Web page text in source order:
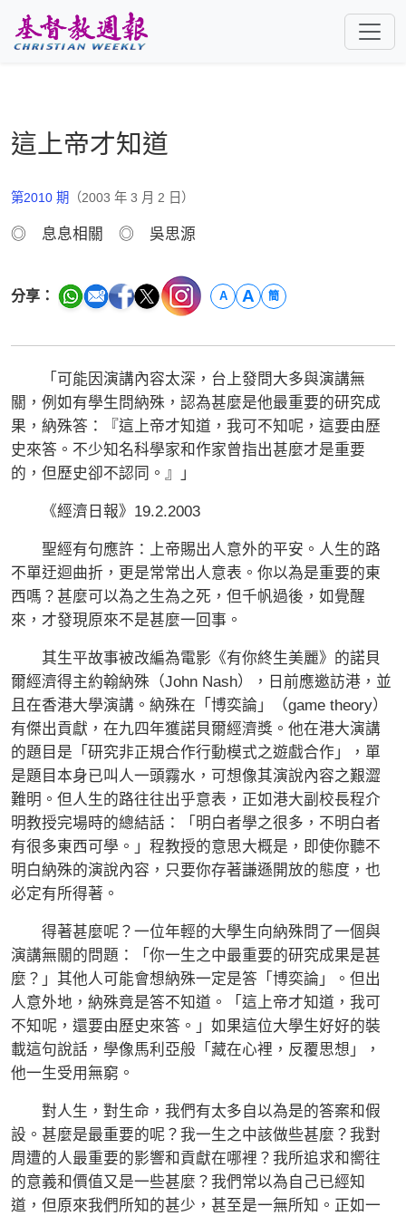
這上帝才知道
第2010 期 （2003 年 3 月 2 日）
◎ 息息相關 ◎ 吳思源
分享： A A 簡
「可能因演講內容太深，台上發問大多與演講無
關，例如有學生問納殊，認為甚麼是他最重要的研究成
果，納殊答：『這上帝才知道，我可不知呢，這要由歷
史來答。不少知名科學家和作家曾指出甚麼才是重要
的，但歷史卻不認同。』」
《經濟日報》19.2.2003
聖經有句應許：上帝賜出人意外的平安。人生的路
不單迂迴曲折，更是常常出人意表。你以為是重要的東
西嗎？甚麼可以為之生為之死，但千帆過後，如覺醒
來，才發現原來不是甚麼一回事。
其生平故事被改編為電影《有你終生美麗》的諾貝
爾經濟得主約翰納殊（John Nash），日前應邀訪港，並
且在香港大學演講。納殊在「博奕論」（game theory）
有傑出貢獻，在九四年獲諾貝爾經濟獎。他在港大演講
的題目是「研究非正規合作行動模式之遊戲合作」，單
是題目本身已叫人一頭霧水，可想像其演說內容之艱澀
難明。但人生的路往往出乎意表，正如港大副校長程介
明教授完場時的總結話：「明白者學之很多，不明白者
有很多東西可學。」程教授的意思大概是，即使你聽不
明白納殊的演說內容，只要你存著謙遜開放的態度，也
必定有所得著。
得著甚麼呢？一位年輕的大學生向納殊問了一個與
演講無關的問題：「你一生之中最重要的研究成果是甚
麼？」其他人可能會想納殊一定是答「博奕論」。但出
人意外地，納殊竟是答不知道。「這上帝才知道，我可
不知呢，還要由歷史來答。」如果這位大學生好好的裝
載這句說話，學像馬利亞般「藏在心裡，反覆思想」，
他一生受用無窮。
對人生，對生命，我們有太多自以為是的答案和假
設。甚麼是最重要的呢？我一生之中該做些甚麼？我對
周遭的人最重要的影響和貢獻在哪裡？我所追求和嚮往
的意義和價值又是一些甚麼？我們常以為自己已經知
道，但原來我們所知的甚少，甚至是一無所知。正如一